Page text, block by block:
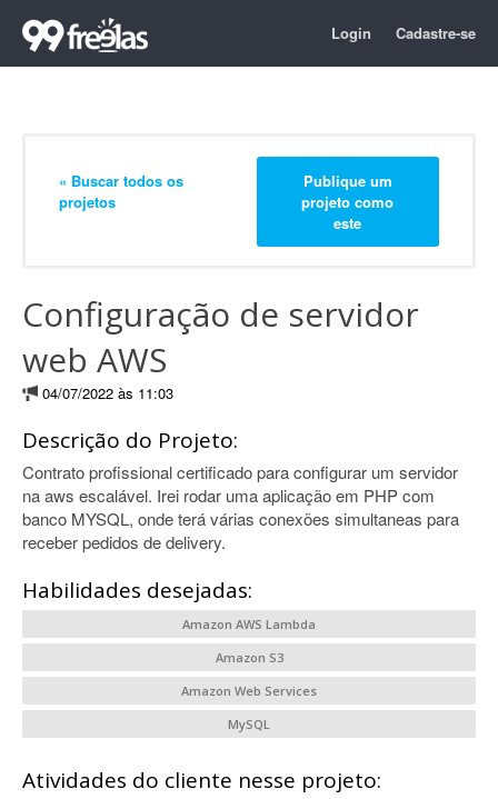
Login Cadastre-se
« Buscar todos os
projetos
Publique um
projeto como
este
Configuração de servidor
web AWS
04/07/2022 às 11:03
Descrição do Projeto:
Contrato profissional certificado para configurar um servidor
na aws escalável. Irei rodar uma aplicação em PHP com
banco MYSQL, onde terá várias conexões simultaneas para
receber pedidos de delivery.
Habilidades desejadas:
Amazon AWS Lambda
Amazon S3
Amazon Web Services
MySQL
Atividades do cliente nesse projeto: